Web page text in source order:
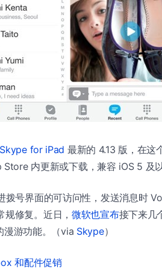
Skype for iPad 最新的 4.13 版，在这
内更新或下载，兼容 iOS 5 及
号界面的可访问性，发送消息时
修复。近日， 微软也宣布接下来几
漫游功能。（via Skype）
和配件促销